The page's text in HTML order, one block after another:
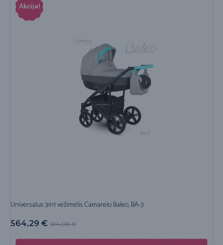
Akcija!
Universalus 3in1 vežimėlis Camarelo Baleo, BA-3
614,08€
564,29 €